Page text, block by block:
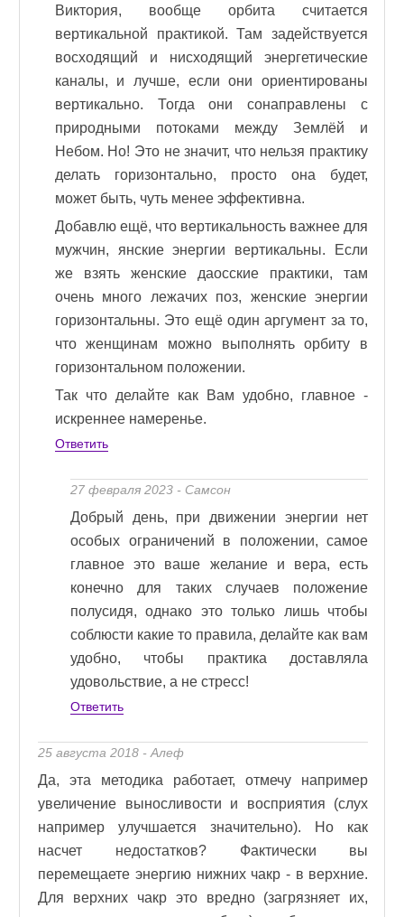
Виктория, вообще орбита считается
вертикальной практикой. Там задействуется
восходящий и нисходящий энергетические
каналы, и лучше, если они ориентированы
вертикально. Тогда они сонаправлены с
природными потоками между Землёй и
Небом. Но! Это не значит, что нельзя практику
делать горизонтально, просто она будет,
может быть, чуть менее эффективна.
Добавлю ещё, что вертикальность важнее для
мужчин, янские энергии вертикальны. Если
же взять женские даосские практики, там
очень много лежачих поз, женские энергии
горизонтальны. Это ещё один аргумент за то,
что женщинам можно выполнять орбиту в
горизонтальном положении.
Так что делайте как Вам удобно, главное -
искреннее намеренье.
Ответить
27 февраля 2023 - Самсон
Добрый день, при движении энергии нет
особых ограничений в положении, самое
главное это ваше желание и вера, есть
конечно для таких случаев положение
полусидя, однако это только лишь чтобы
соблюсти какие то правила, делайте как вам
удобно, чтобы практика доставляла
удовольствие, а не стресс!
Ответить
25 августа 2018 - Алеф
Да, эта методика работает, отмечу например
увеличение выносливости и восприятия (слух
например улучшается значительно). Но как
насчет недостатков? Фактически вы
перемещаете энергию нижних чакр - в верхние.
Для верхних чакр это вредно (загрязняет их,